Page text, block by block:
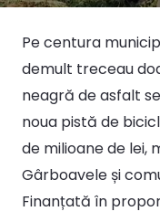
Pe centura
demult treceau
neagră de asfalt
noua pistă de
de milioane de lei,
Gârboavele și
Finanțată în